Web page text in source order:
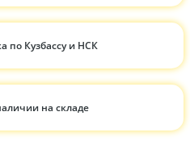
по Кузбассу и НСК
на складе